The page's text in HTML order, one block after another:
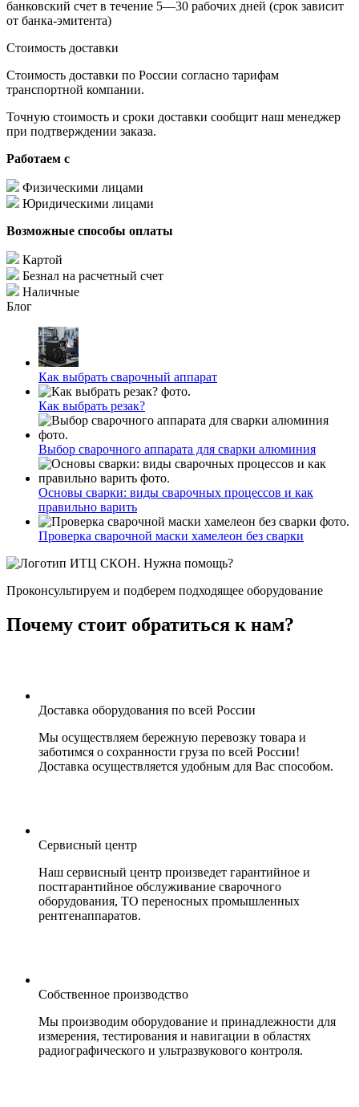
банковский счет в течение 5—30 рабочих дней (срок зависит
от банка-эмитента)
Стоимость доставки
Стоимость доставки по России согласно тарифам
транспортной компании.
Точную стоимость и сроки доставки сообщит наш менеджер
при подтверждении заказа.
Работаем с
Физическими лицами
Юридическими лицами
Возможные способы оплаты
Картой
Безнал на расчетный счет
Наличные
Блог
Как выбрать сварочный аппарат
Как выбрать резак?
Выбор сварочного аппарата для сварки алюминия
Основы сварки: виды сварочных процессов и как
правильно варить
Проверка сварочной маски хамелеон без сварки
Нужна помощь?
Проконсультируем и подберем подходящее оборудование
Почему стоит обратиться к нам?
Доставка оборудования по всей России
Мы осуществляем бережную перевозку товара и
заботимся о сохранности груза по всей России!
Доставка осуществляется удобным для Вас способом.
Сервисный центр
Наш сервисный центр произведет гарантийное и
постгарантийное обслуживание сварочного
оборудования, ТО переносных промышленных
рентгенаппаратов.
Собственное производство
Мы производим оборудование и принадлежности для
измерения, тестирования и навигации в областях
радиографического и ультразвукового контроля.